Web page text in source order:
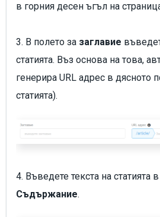
в горния десен ъгъл на
3. В полето за заглавие
статията. Въз основа на това,
генерира URL адрес в дясното
статията).
4. Въведете текста на статията
Съдържание.